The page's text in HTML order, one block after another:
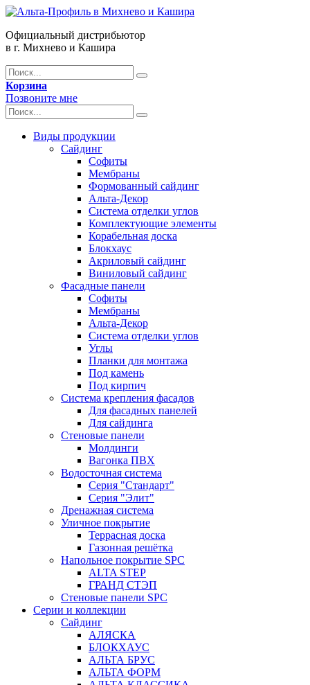
Официальный дистрибьютор
в г. Михнево и Кашира
Корзина
Позвоните мне
Виды продукции
Сайдинг
Софиты
Мембраны
Формованный сайдинг
Альта-Декор
Система отделки углов
Комплектующие элементы
Корабельная доска
Блокхаус
Акриловый сайдинг
Виниловый сайдинг
Фасадные панели
Софиты
Мембраны
Альта-Декор
Система отделки углов
Углы
Планки для монтажа
Под камень
Под кирпич
Система крепления фасадов
Для фасадных панелей
Для сайдинга
Стеновые панели
Молдинги
Вагонка ПВХ
Водосточная система
Серия "Стандарт"
Серия "Элит"
Дренажная система
Уличное покрытие
Террасная доска
Газонная решётка
Напольное покрытие SPC
ALTA STEP
ГРАНД СТЭП
Стеновые панели SPC
Серии и коллекции
Сайдинг
АЛЯСКА
БЛОКХАУС
АЛЬТА БРУС
АЛЬТА ФОРМ